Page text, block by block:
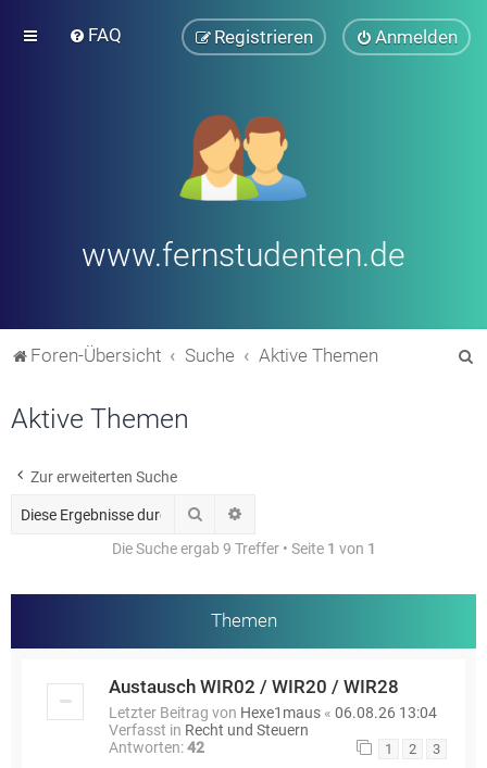
FAQ Anmelden
Registrieren
www.fernstudenten.de
Foren-Übersicht Suche Aktive Themen
Aktive Themen
Zur erweiterten Suche
Suche
Die Suche ergab 9 Treffer • Seite 1 von 1
Themen
Austausch WIR02 / WIR20 / WIR28
Letzter Beitrag von Hexe1maus « 06.08.26 13:04
Verfasst in Recht und Steuern
Antworten:42 1 2 3